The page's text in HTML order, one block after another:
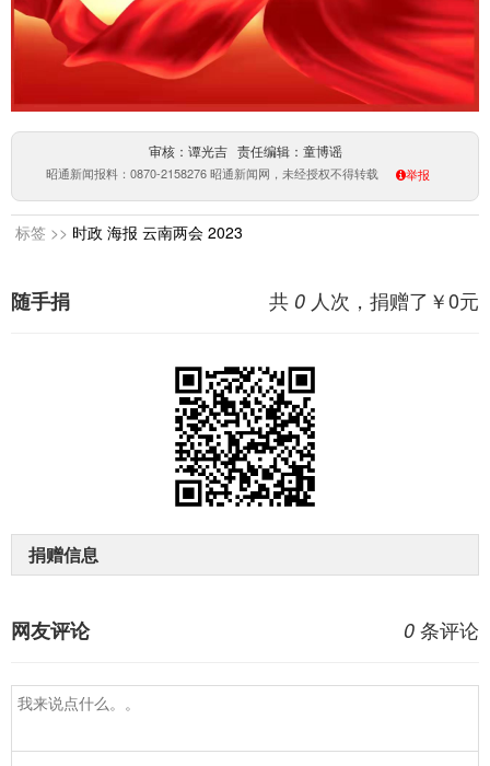
审核：谭光吉 责任编辑：童博谣
昭通新闻报料：0870-2158276 昭通新闻网，未经授权不得转载 举报
标签 >> 时政 海报 云南两会 2023
共 0 人次，捐赠了￥0元
随手捐
捐赠信息
0 条评论
网友评论